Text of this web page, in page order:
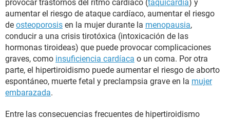
provocar trastornos del ritmo cardíaco (taquicardia) y
aumentar el riesgo de ataque cardíaco, aumentar el riesgo
de osteoporosis en la mujer durante la menopausia,
conducir a una crisis tirotóxica (intoxicación de las
hormonas tiroideas) que puede provocar complicaciones
graves, como insuficiencia cardíaca o un coma. Por otra
parte, el hipertiroidismo puede aumentar el riesgo de aborto
espontáneo, muerte fetal y preclampsia grave en la mujer
embarazada.
Entre las consecuencias frecuentes de hipertiroidismo